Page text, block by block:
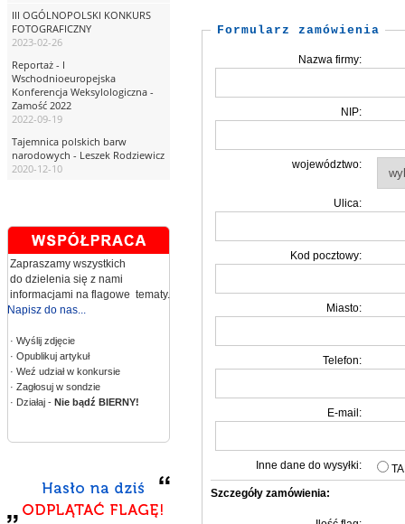
III OGÓLNOPOLSKI KONKURS
FOTOGRAFICZNY
2023-02-26
Reportaż - I
Wschodnioeuropejska
Konferencja Weksylologiczna -
Zamość 2022
2022-09-19
Tajemnica polskich barw
narodowych - Leszek Rodziewicz
2020-12-10
Zapraszamy wszystkich
do dzielenia się z nami
informacjami na flagowe tematy.
Napisz do nas...
· Wyślij zdjęcie
· Opublikuj artykuł
· Weź udział w konkursie
· Zagłosuj w sondzie
· Działaj - Nie bądź BIERNY!
Formularz zamówienia
Nazwa firmy:
NIP:
województwo:
Ulica:
Kod pocztowy:
Miasto:
Telefon:
E-mail:
Inne dane do wysyłki:
Szczegóły zamówienia: